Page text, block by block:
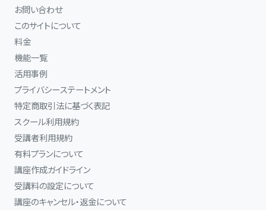
お問い合わせ
このサイトについて
料金
機能一覧
活用事例
プライバシーステートメント
特定商取引法に基づく表記
スクール利用規約
受講者利用規約
有料プランについて
講座作成ガイドライン
受講料の設定について
講座のキャンセル・返金について